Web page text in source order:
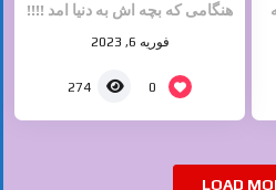
هنگامی که بچه اش به دنیا امد !!!!
فوریه 6, 2023
0
274
LOAD